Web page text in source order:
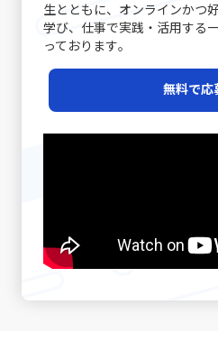
えば、新たなプロジェクトのキ
は、各参加者が同じゴールと進
後の誤解を避けることができま
には話の流れからその理解度を
経験豊富なマネージャーの中に
める手法を実践している方もい
るために、日常的に論理的思考
重要です。論理的に物事を整理
がその情報をどう受け取り、行
です。「ビジネスにおけるコミ
いては、相手に正しく意図が伝
り、結果として行動変容が起こ
伝えることができないという不
のバイアスにも気を付ける必要
固定概念や先入観は、意図しな
に正しいという前提に立たず、
く、特定の顧客セグメントや特
で、競争相手の少ない領域を開
けるポルシェの例は、限られた
ド価値を提供する成功例と言え
レッドオーシャンの戦い方の一
ンの戦い方」を模索する際、伝
デジタル技術の活用や情報分析
れるようになりました。 例えば、デジタルマーケティング
実に捉えるための重要なステッ
は特に、テクノロジーの発展と
る中で、自己管理能力が強く問
慣の見直しにとどまらず、自己
めの重要な要素ともなっていま
トについて詳述していきます。 先延ばし癖の注意点 先延
を生むことになります。また、
により、精神的・肉体的なスト
生とともに、オンラインかつ
学び、仕事で実践・活用する
っております｡
無料で応